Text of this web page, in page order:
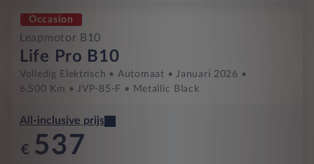
Occasion
Leapmotor B10
Life Pro B10
Volledig Elektrisch Automaat
Januari 2026
6,500 Km
JVP-85-F Metallic Black
All-inclusive prijs
€ 537